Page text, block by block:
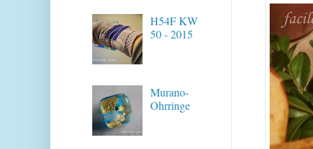
H54F KW
50 - 2015
Murano-
Ohrringe